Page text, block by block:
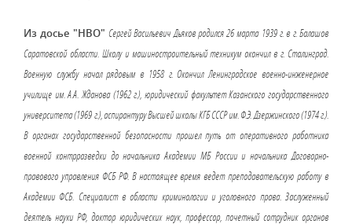
Из досье "НВО" Сергей Васильевич Дьяков родился 26 марта 1939 г. в г. Балашов
Саратовской области. Школу и машиностроительный техникум окончил в г. Сталинград.
Военную службу начал рядовым в 1958 г. Окончил Ленинградское военно-инженерное
училище им. А.А. Жданова (1962 г.), юридический факультет Казанского государственного
университета (1969 г.), аспирантуру Высшей школы КГБ СССР им. Ф.Э. Дзержинского (1974 г.).
В органах государственной безопасности прошел путь от оперативного работника
военной контрразведки до начальника Академии МБ России и начальника Договорно-
правового управления ФСБ РФ. В настоящее время ведет преподавательскую работу в
Академии ФСБ. Специалист в области криминологии и уголовного права. Заслуженный
деятель науки РФ, доктор юридических наук, профессор, почетный сотрудник органов